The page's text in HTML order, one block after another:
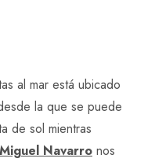
al mar está ubicado
la que se puede
de sol mientras
Navarro nos